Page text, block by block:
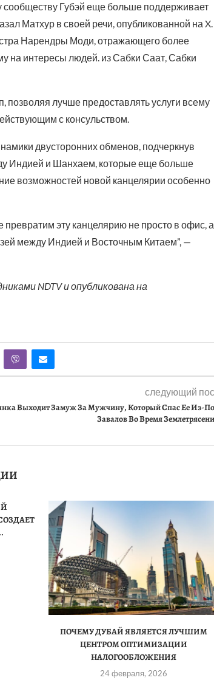
сообществу Губэй еще больше поддерживает
Матхур в своей речи, опубликованной на X.
Нарендры Моди, отражающего более
на интересы людей. из Сабки Саат, Сабки
лучше предоставлять услуги всему
с консульством.
двусторонних обменов, подчеркнув
Индией и Шанхаем, которые еще больше
возможностей новой канцелярии особенно
эту канцелярию не просто в офис, а
между Индией и Восточным Китаем”, —
NDTV и опубликована на
следующий
Выходит Замуж За Мужчину, Который Спас Ее Из-
Завалов Во Время
ПОЧЕМУ ДУБАЙ ЯВЛЯЕТСЯ ЛУЧШИМ
ЦЕНТРОМ ОПТИМИЗАЦИИ
НАЛОГООБЛОЖЕНИЯ
24 февраля, 2026